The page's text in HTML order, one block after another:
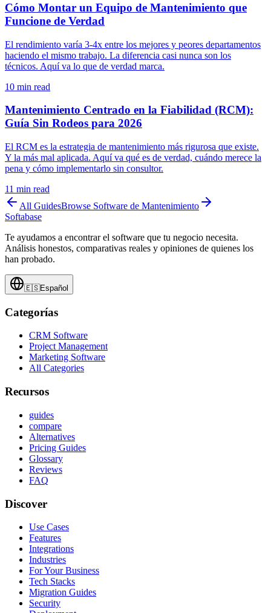
Cómo Montar un Equipo de Mantenimiento que
Funcione de Verdad
El rendimiento varía 3-4x entre los mejores y peores departamentos
haciendo el mismo trabajo. La diferencia casi nunca son los
técnicos. Aquí va lo que de verdad marca.
10 min read
Mantenimiento Centrado en la Fiabilidad (RCM):
Guía Sin Rodeos para 2026
El RCM es la estrategia de mantenimiento más rigurosa que existe.
Y la más mal aplicada. Aquí va qué es de verdad, cuándo merece la
pena y cómo implementarlo sin consultor.
11 min read
All GuidesBrowse Software de Mantenimiento
Softabase
Te ayudamos a encontrar el software que tu negocio necesita.
Análisis honestos, comparativas reales y opiniones de quienes los
han probado.
🇪🇸Español
Categorías
CRM Software
Project Management
Marketing Software
All Categories
Recursos
guides
compare
Alternatives
Pricing Guides
Glossary
Reviews
FAQ
Discover
Use Cases
Features
Integrations
Industries
For Your Business
Tech Stacks
Migration Guides
Security